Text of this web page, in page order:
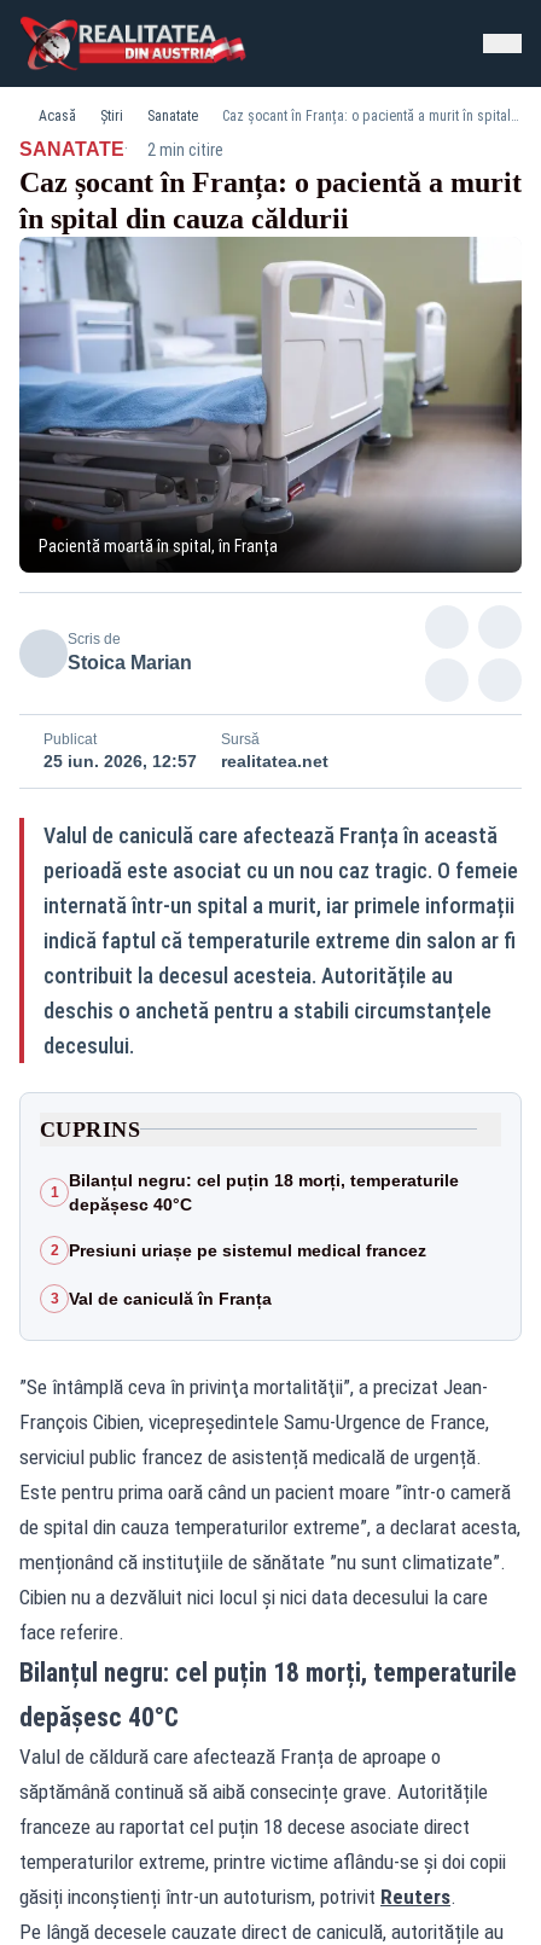
Acasă Știri Sanatate Caz șocant în Franța: o pacientă a murit în spital din cauza căldurii
SANATATE· 2 min citire
Caz șocant în Franța: o pacientă a murit
în spital din cauza căldurii
Pacientă moartă în spital, în Franța
Scris de
Stoica Marian
Publicat
25 iun. 2026, 12:57
Sursă
realitatea.net
Valul de caniculă care afectează Franța în această
perioadă este asociat cu un nou caz tragic. O femeie
internată într-un spital a murit, iar primele informații
indică faptul că temperaturile extreme din salon ar fi
contribuit la decesul acesteia. Autoritățile au
deschis o anchetă pentru a stabili circumstanțele
decesului.
CUPRINS
1
Bilanțul negru: cel puțin 18 morți, temperaturile
depășesc 40°C
2 Presiuni uriașe pe sistemul medical francez
3 Val de caniculă în Franța
”Se întâmplă ceva în privinţa mortalităţii”, a precizat Jean-
François Cibien, vicepreşedintele Samu-Urgence de France,
serviciul public francez de asistență medicală de urgență.
Este pentru prima oară când un pacient moare ”într-o cameră
de spital din cauza temperaturilor extreme”, a declarat acesta,
menționând că instituţiile de sănătate ”nu sunt climatizate”.
Cibien nu a dezvăluit nici locul şi nici data decesului la care
face referire.
Bilanțul negru: cel puțin 18 morți, temperaturile
depășesc 40°C
Valul de căldură care afectează Franța de aproape o
săptămână continuă să aibă consecințe grave. Autoritățile
franceze au raportat cel puțin 18 decese asociate direct
temperaturilor extreme, printre victime aflându-se și doi copii
găsiți inconștienți într-un autoturism, potrivit Reuters.
Pe lângă decesele cauzate direct de caniculă, autoritățile au